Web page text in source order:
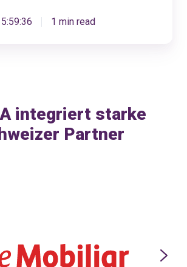
1 min read
integriert starke
Partner